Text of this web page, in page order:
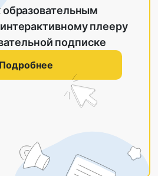
образовательным
плееру
подписке
Подробнее